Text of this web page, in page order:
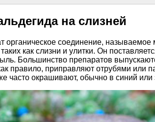
на слизней
соединение, называемое
как слизни и улитки. Он
Большинство препаратов
правило, приправляют отрубями или
часто окрашивают, обычно в синий или